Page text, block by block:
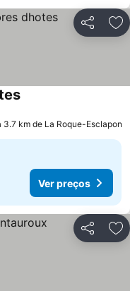
Partilhar
Ver preços
3.7 km de La Roque-Esclapon
Ver preços
Partilhar